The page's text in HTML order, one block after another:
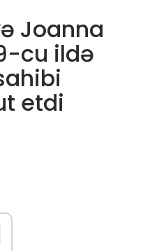
Joanna
cu ildə
etdi